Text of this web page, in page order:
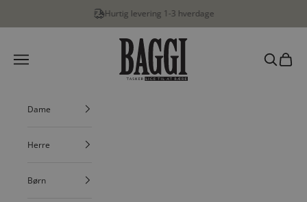
Hurtig levering 1-3 hverdage
BAGGI
Menu
Søg
Dame
Herre
Børn